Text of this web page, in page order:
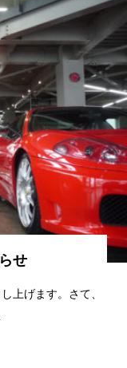
せ
上げます。さて、